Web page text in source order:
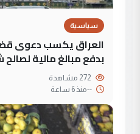
سياسية
العراق يكسب دعوى
بدفع مبالغ مالية
--منذ 6 ساعة